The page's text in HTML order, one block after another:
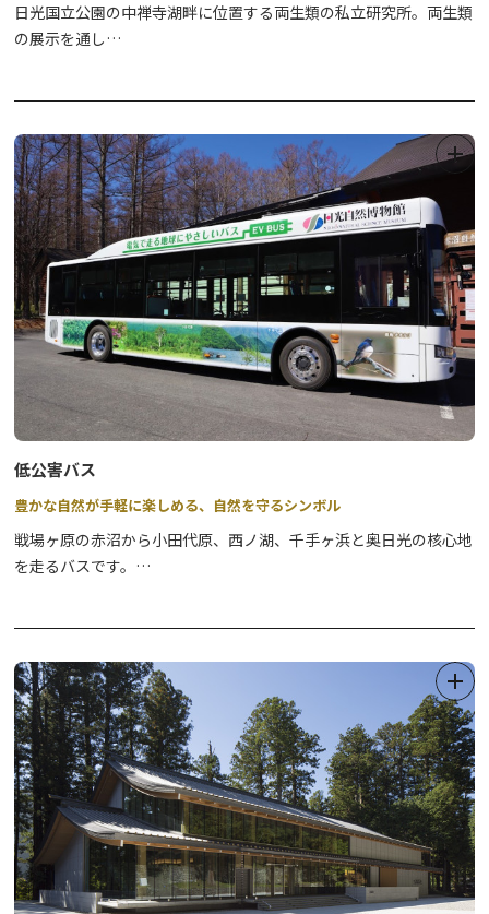
日光国立公園の中禅寺湖畔に位置する両生類の私立研究所。両生類
の展示を通し
低公害バス
豊かな自然が手軽に楽しめる、自然を守るシンボル
戦場ヶ原の赤沼から小田代原、西ノ湖、千手ヶ浜と奥日光の核心地
を走るバスです。
の紅葉と車窓からの眺めも楽しんでいただけます。
もちろん、ハイキングや登山、写真撮影などと組み合せてご利用い
ただくことで、より広く様々な自然体験ができます。